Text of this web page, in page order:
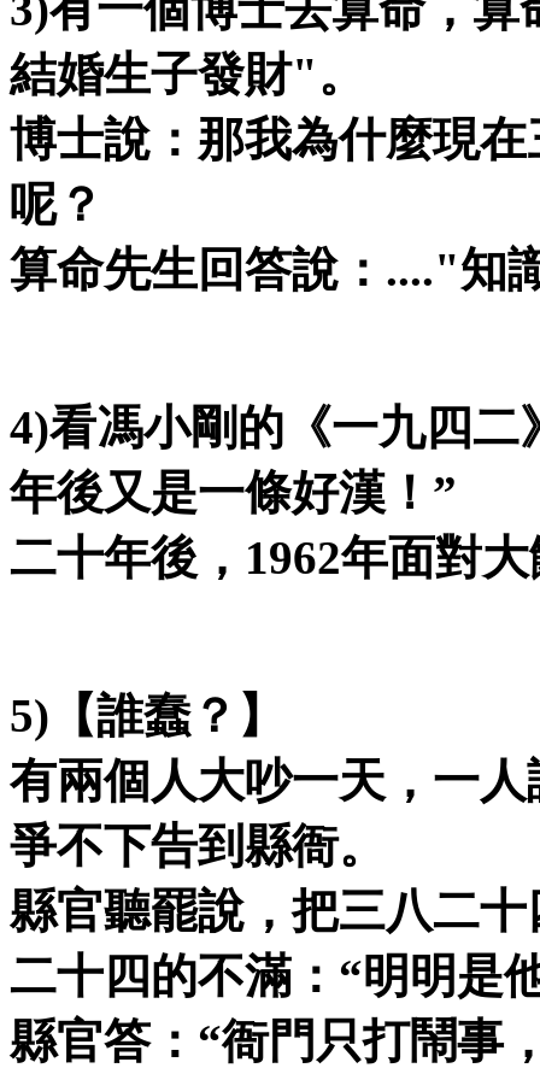
結婚生子發財"。
博士說：那我為什麼現
呢？
算命先生回答說： ...."知
4)看馮小剛的《一九四
年後又是一條好漢！ ”
二十年後， 1962年面對
5) 【誰蠢？】
有兩個人大吵一天，一人
爭不下告到縣衙。
縣官聽罷說，把三八二
二十四的不滿： “明明是
縣官答： “衙門只打鬧事